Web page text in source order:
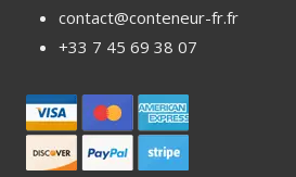
contact@conteneur-fr.fr
+33 7 45 69 38 07